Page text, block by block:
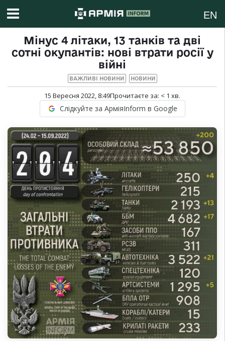
EN
Мінус 4 літаки, 13 танків та дві
сотні окупантів: нові втрати росії у
війні
ВАЖЛИВІ НОВИНИ НОВИНИ
15 Вересня 2022, 8:49Прочитаєте за: < 1 хв.
Слідкуйте за АрміяInform в Google